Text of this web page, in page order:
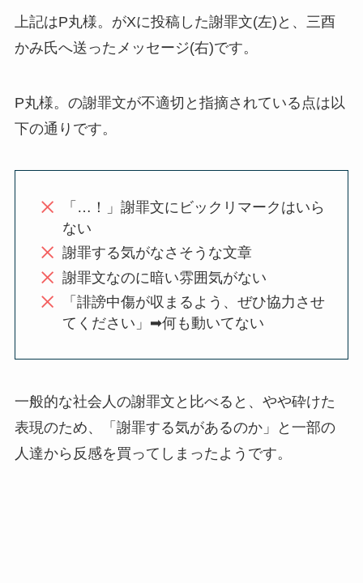
上記はP丸様。がXに投稿した謝罪文(左)と、三酉
かみ氏へ送ったメッセージ(右)です。
P丸様。の謝罪文が不適切と指摘されている点は以
下の通りです。
「…！」謝罪文にビックリマークはいら
ない
謝罪する気がなさそうな文章
謝罪文なのに暗い雰囲気がない
「誹謗中傷が収まるよう、ぜひ協力させ
てください」➡何も動いてない
一般的な社会人の謝罪文と比べると、やや砕けた
表現のため、「謝罪する気があるのか」と一部の
人達から反感を買ってしまったようです。